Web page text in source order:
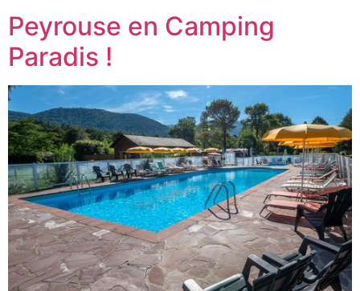
Peyrouse en Camping
Paradis !